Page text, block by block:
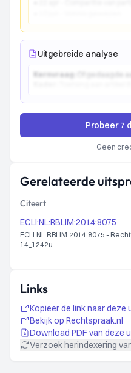
Uitgebreide analyse
Kernvraag:
Probeer 7
Geen
Gerelateerde
Citeert
ECLI:NL:RBLIM:2014:8075
ECLI:NL:RBLIM:2014:8075 -
14_1242u
Links
Kopieer de link naar deze
Bekijk op Rechtspraak.nl
Download PDF van deze
Verzoek herindexering